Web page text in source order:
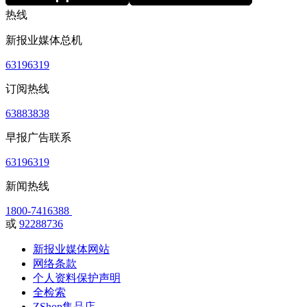
热线
新报业媒体总机
63196319
订阅热线
63883838
早报广告联系
63196319
新闻热线
1800-7416388
或 92288736
新报业媒体网站
网络条款
个人资料保护声明
全检索